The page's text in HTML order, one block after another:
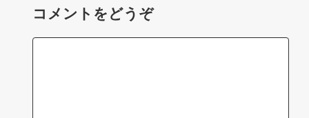
コメントをどうぞ